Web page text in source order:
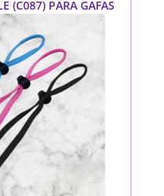
(C087) PARA GAFAS